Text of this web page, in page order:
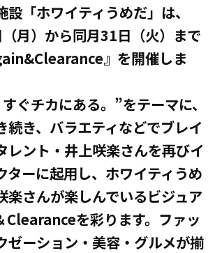
設「ホワイティうめだ」 は、
（月）から同月31日（火）まで
』 を開催しま
ぐチカにある。 ”をテーマに、
続き、バラエティなどでブレイ
レント・井上咲楽さんを再びイ
ターに起用し、 ホワイティうめ
楽さんが楽しんでいるビジュア
を彩ります。 ファッ
ゼーション・美容・グルメが揃